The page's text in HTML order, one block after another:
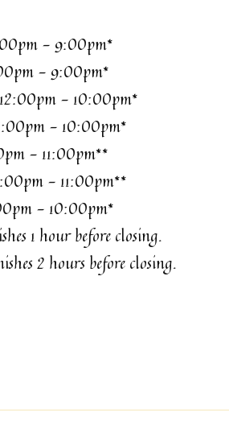
- 9:00pm*
- 9:00pm*
- 10:00pm*
- 10:00pm*
- 11:00pm**
- 11:00pm**
- 10:00pm*
1 hour before closing.
2 hours before closing.